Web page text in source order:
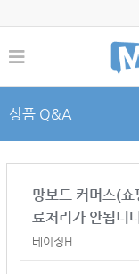
상품 Q&A
망보드 커머스(
료처리가 안됩니
베이징H